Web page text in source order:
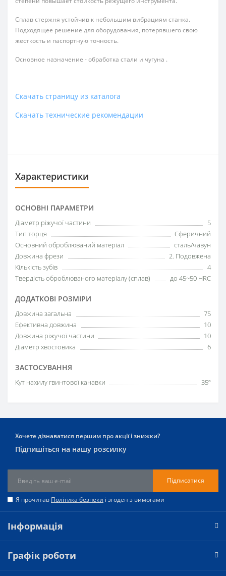
Сплав стержня устойчив к небольшим вибрациям станка.
Подходящее решение для оборудования, потерявшего свою
жесткость и паспортную точность.
Основное назначение - обработка стали и чугуна .
Скачать страницу из каталога
Скачать технические рекомендации
Характеристики
ОСНОВНІ ПАРАМЕТРИ
Діаметр ріжучої частини
5
Тип торця
Сферичний
Основний оброблюваний матеріал
сталь/чавун
Довжина фрези
2. Подовжена
Кількість зубів
4
Твердість оброблюваного матеріалу (сплав)
до 45~50 HRC
ДОДАТКОВІ РОЗМІРИ
Довжина загальна
75
Ефективна довжина
10
Довжина ріжучої частини
10
Діаметр хвостовика
6
ЗАСТОСУВАННЯ
Кут нахилу гвинтової канавки 35º
Хочете дізнаватися першим про акції і знижки?
Підпишіться на нашу розсилку
Підписатися
Я прочитав Політика безпеки і згоден з вимогами
Інформація
Графік роботи